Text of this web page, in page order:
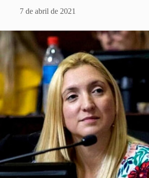
7 de abril de 2021